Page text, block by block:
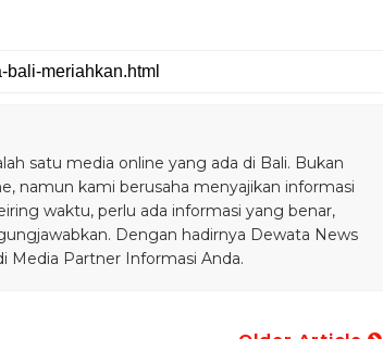
satu media online yang ada di Bali. Bukan
namun kami berusaha menyajikan informasi
waktu, perlu ada informasi yang benar,
Dengan hadirnya Dewata News
Media Partner Informasi Anda.